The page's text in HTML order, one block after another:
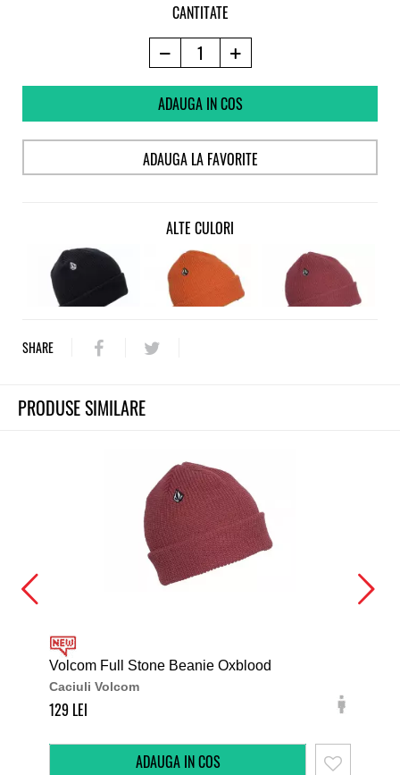
CANTITATE
ADAUGA IN COS
ADAUGA LA FAVORITE
ALTE CULORI
SHARE
PRODUSE SIMILARE
Volcom Full Stone Beanie Oxblood
Caciuli Volcom
129